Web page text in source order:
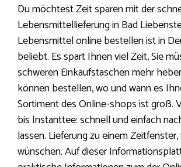
Du möchtest Zeit sparen mit der
Lebensmittellieferung in Bad
Lebensmittel online bestellen ist in
beliebt. Es spart Ihnen viel Zeit, Sie
schweren Einkaufstaschen mehr
können bestellen, wo und wann es
Sortiment des Online-shops ist groß.
bis Instanttee: schnell und einfach
lassen. Lieferung zu einem Zeitfenster,
wünschen. Auf dieser